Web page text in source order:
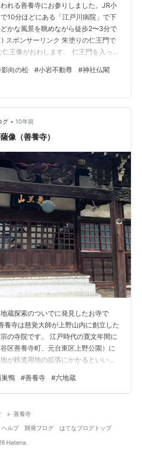
れる善養寺にお参りしました。JR小
10分ほどにある「江戸川病院」で下
かな風景を眺めながら徒歩2〜3分で
スポンサーリンク 朱塗りの仁王門で
王像がおわします。 仁王門を入って
塗りの不動堂があります。秘仏の不
ており、正月の三ヶ日のみご開帳さ
非行ってみたい！ こちらが本堂。御
に延命のご利益があると伝えられて
∀ﾟ∩) 次は「密厳宝塔」と言われる
…
向の松 #小岩不動尊 #神社仏閣
グ • 10年前
像（善養寺）
蔵探索のついでに発見したお寺で
養寺は慈覚大師が上野山内に創立した
の寺院です。 江戸時代の寛文年間に
区善養寺町、元台東区上野公園）に
が鉄道用地の拡張にかかるといいう
高さ約3メートルの木造閻魔王坐像
）が鎮座し、広く信仰を集めている
事のように閻魔王が地蔵菩薩と同一
あり、そういった着眼点から見れば
とができるかもしれない。 …
巣鴨 #善養寺 #六地蔵
> 善養寺
ヘルプ 開発ブログ
はてなブログトップ
Hatena.